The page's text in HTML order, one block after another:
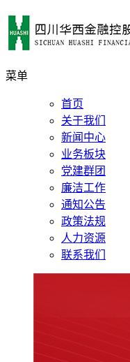
菜单
首页
关于我们
新闻中心
业务板块
党建群团
廉洁工作
通知公告
政策法规
人力资源
联系我们